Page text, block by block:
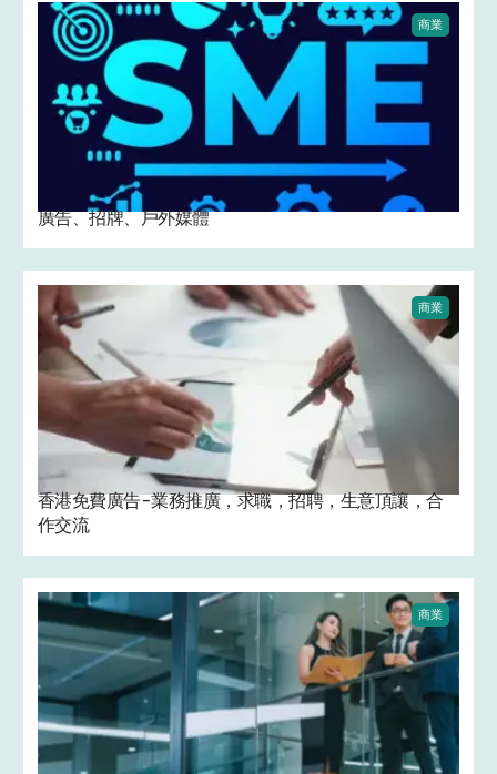
商業
廣告、招牌、戶外媒體
商業
香港免費廣告-業務推廣，求職，招聘，生意頂讓，合
作交流
商業